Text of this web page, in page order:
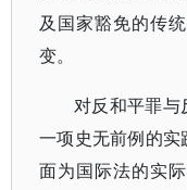
及国家豁免的传
变。
对反和平罪与
一项史无前例的
面为国际法的实